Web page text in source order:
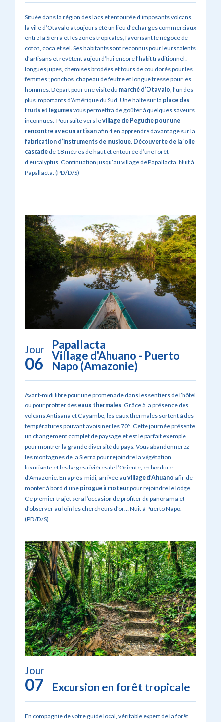
Située dans la région des lacs et entourée d’imposants volcans,
la ville d’Otavalo a toujours été un lieu d’échanges commerciaux
entre la Sierra et les zones tropicales, favorisant le négoce de
coton, coca et sel. Ses habitants sont reconnus pour leurs talents
d’artisans et revêtent aujourd’hui encore l’habit traditionnel :
longues jupes, chemises brodées et tours de cou dorés pour les
femmes ; ponchos, chapeau de feutre et longue tresse pour les
hommes. Départ pour une visite du marché d’Otavalo, l’un des
plus importants d’Amérique du Sud. Une halte sur la place des
fruits et légumesvous permettra de goûter à quelques saveurs
inconnues. Poursuite vers levillage de Peguche pour une
rencontre avec un artisan afin d’en apprendre davantage sur la
fabrication d’instruments de musique. Découverte de la jolie
cascade de 18 mètres de haut et entourée d’une forêt
d’eucalyptus. Continuation jusqu’au village de Papallacta. Nuit à
Papallacta. (PD/D/S)
Jour
06
Papallacta
Village d'Ahuano - Puerto
Napo (Amazonie)
Avant-midi libre pour une promenade dans les sentiers de l’hôtel
ou pour profiter des eaux thermales. Grâce à la présence des
volcans Antisana et Cayambe, les eaux thermales sortent à des
températures pouvant avoisiner les 70°. Cette journée présente
un changement complet de paysage et est le parfait exemple
pour montrer la grande diversité du pays. Vous abandonnerez
les montagnes de la Sierra pour rejoindre la végétation
luxuriante et les larges rivières de l’Oriente, en bordure
d’Amazonie. En après-midi, arrivée au village d’Ahuano afin de
monter à bord d’une pirogue à moteurpour rejoindre le lodge.
Ce premier trajet sera l’occasion de profiter du panorama et
d’observer au loin les chercheurs d’or… Nuit à Puerto Napo.
(PD/D/S)
Jour
07 Excursion en forêt tropicale
En compagnie de votre guide local, véritable expert de la forêt